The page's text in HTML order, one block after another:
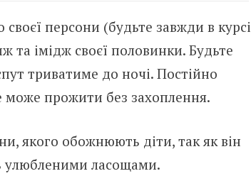
персони (будьте завжди в курсі
та імідж своєї половинки. Будьте
триватиме до ночі. Постійно
може прожити без захоплення.
якого обожнюють діти, так як він
улюбленими ласощами.